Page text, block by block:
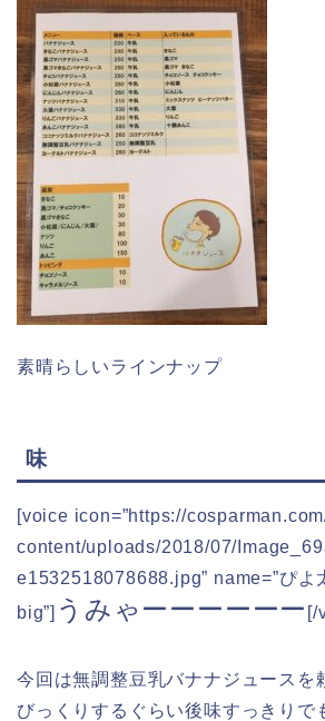
素晴らしいラインナップ
味
[voice icon=”https://
content/uploads/2018/07/
e1532518078688.jpg” name=”ぴよ
big”] うみゃーーーーーー [/
今回は無調整豆乳バナナジュースを
びっくりするぐらい後味すっきりで